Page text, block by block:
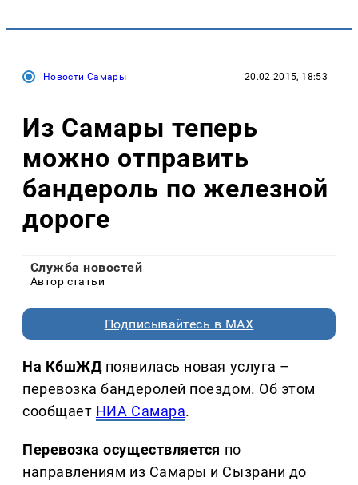
Новости Самары 20.02.2015, 18:53
Из Самары теперь
можно отправить
бандероль по железной
дороге
Служба новостей
Автор статьи
Подписывайтесь в MAX
На КбшЖДпоявилась новая услуга –
перевозка бандеролей поездом. Об этом
сообщает НИА Самара.
Перевозка осуществляется по
направлениям из Самары и Сызрани до